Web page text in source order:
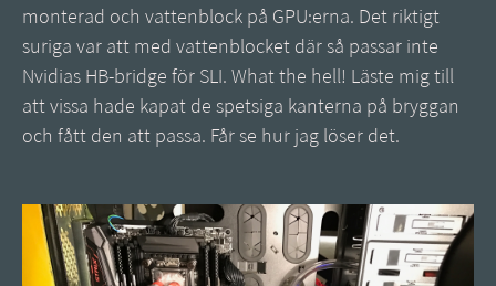
monterad och vattenblock på GPU:erna. Det riktigt
suriga var att med vattenblocket där så passar inte
Nvidias HB-bridge för SLI. What the hell! Läste mig till
att vissa hade kapat de spetsiga kanterna på bryggan
och fått den att passa. Får se hur jag löser det.